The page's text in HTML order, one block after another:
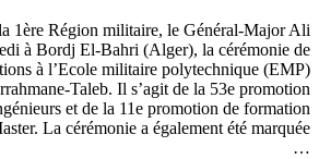
1ère Région militaire, le Général-Major Ali
à Bordj El-Bahri (Alger), la cérémonie de
à l’Ecole militaire polytechnique (EMP)
Taleb. Il s’agit de la 53e promotion
et de la 11e promotion de formation
La cérémonie a également été marquée
…